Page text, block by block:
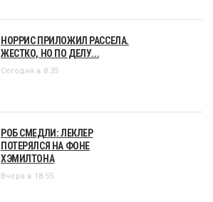
НОРРИС ПРИЛОЖИЛ РАССЕЛА.
ЖЕСТКО, НО ПО ДЕЛУ...
Сегодня в 8:35
РОБ СМЕДЛИ: ЛЕКЛЕР
ПОТЕРЯЛСЯ НА ФОНЕ
ХЭМИЛТОНА
Вчера в 18:55